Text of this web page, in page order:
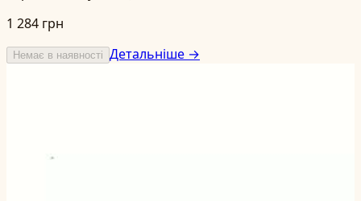
1 284 грн
Немає в наявності Детальніше →